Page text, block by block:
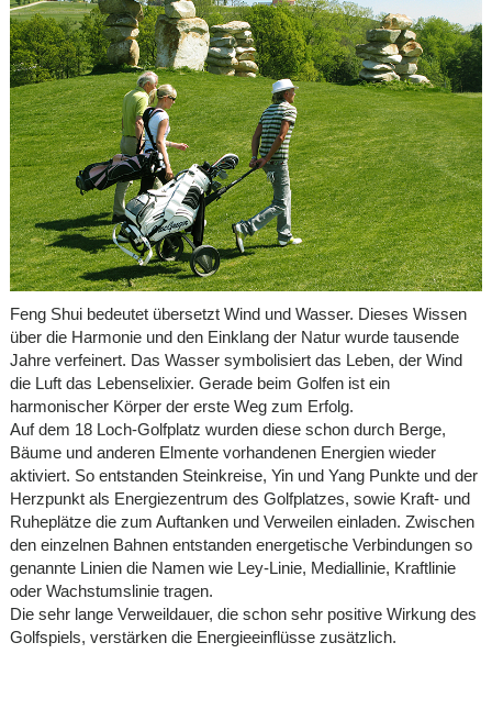
Feng Shui bedeutet übersetzt Wind und Wasser. Dieses Wissen
über die Harmonie und den Einklang der Natur wurde tausende
Jahre verfeinert. Das Wasser symbolisiert das Leben, der Wind
die Luft das Lebenselixier. Gerade beim Golfen ist ein
harmonischer Körper der erste Weg zum Erfolg.
Auf dem 18 Loch-Golfplatz wurden diese schon durch Berge,
Bäume und anderen Elmente vorhandenen Energien wieder
aktiviert. So entstanden Steinkreise, Yin und Yang Punkte und der
Herzpunkt als Energiezentrum des Golfplatzes, sowie Kraft- und
Ruheplätze die zum Auftanken und Verweilen einladen. Zwischen
den einzelnen Bahnen entstanden energetische Verbindungen so
genannte Linien die Namen wie Ley-Linie, Mediallinie, Kraftlinie
oder Wachstumslinie tragen.
Die sehr lange Verweildauer, die schon sehr positive Wirkung des
Golfspiels, verstärken die Energieeinflüsse zusätzlich.